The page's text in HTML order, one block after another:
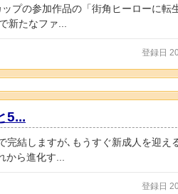
プの参加作品の「街角ヒーローに転
新たなファ...
登録日
5...
完結しますが､もうすぐ新成人を迎え
ら進化す...
登録日